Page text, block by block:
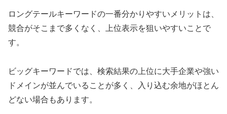
ロングテールキーワードの一番分かりやすいメリットは、
競合がそこまで多くなく、上位表示を狙いやすいことで
す。
ビッグキーワードでは、検索結果の上位に大手企業や強い
ドメインが並んでいることが多く、入り込む余地がほとん
どない場合もあります。